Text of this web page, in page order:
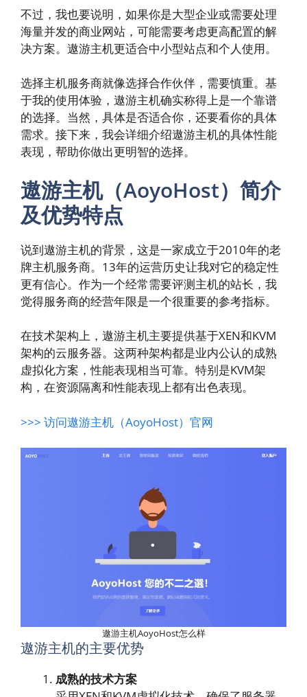
不过，我也要说明，如果你是大型企业或需要处理
海量并发的商业网站，可能需要考虑更高配置的解
决方案。遨游主机更适合中小型站点和个人使用。
选择主机服务商就像选择合作伙伴，需要慎重。基
于我的使用体验，遨游主机确实称得上是一个靠谱
的选择。当然，具体是否适合你，还要看你的具体
需求。接下来，我会详细介绍遨游主机的具体性能
表现，帮助你做出更明智的选择。
遨游主机（AoyoHost）简介
及优势特点
说到遨游主机的背景，这是一家成立于2010年的老
牌主机服务商。13年的运营历史让我对它的稳定性
更有信心。作为一个经常需要评测主机的站长，我
觉得服务商的经营年限是一个很重要的参考指标。
在技术架构上，遨游主机主要提供基于XEN和KVM
架构的云服务器。这两种架构都是业内公认的成熟
虚拟化方案，性能表现相当可靠。特别是KVM架
构，在资源隔离和性能表现上都有出色表现。
>>> 访问遨游主机（AoyoHost）官网
遨游主机AoyoHost怎么样
遨游主机的主要优势
成熟的技术方案